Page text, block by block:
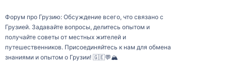
Форум про Грузию: Обсуждение всего, что связано с
Грузией. Задавайте вопросы, делитесь опытом и
получайте советы от местных жителей и
путешественников. Присоединяйтесь к нам для обмена
знаниями и опытом о Грузии! 🇬🇪💬🏔️